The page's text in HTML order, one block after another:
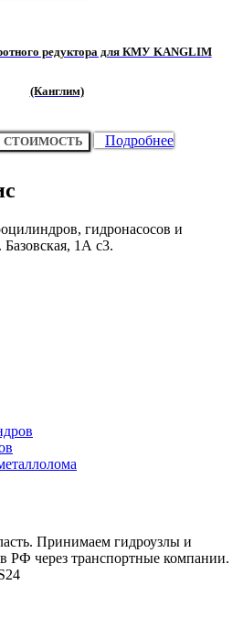
редуктора для КМУ KANGLIM
(Канглим)
СТОИМОСТЬ Подробнее
гидронасосов и
1А с3.
Принимаем гидроузлы и
РФ через транспортные компании.